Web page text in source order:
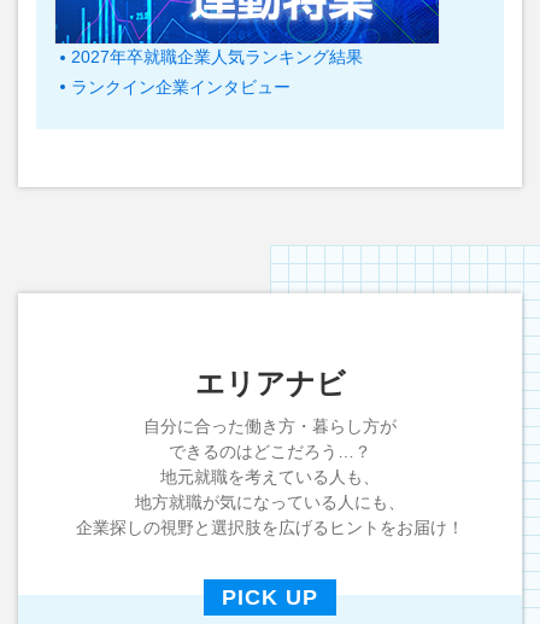
2027年卒就職企業人気ランキング結果
ランクイン企業インタビュー
エリアナビ
自分に合った働き方・暮らし方が
できるのはどこだろう…？
地元就職を考えている人も、
地方就職が気になっている人にも、
企業探しの視野と選択肢を広げるヒントをお届け！
PICK UP